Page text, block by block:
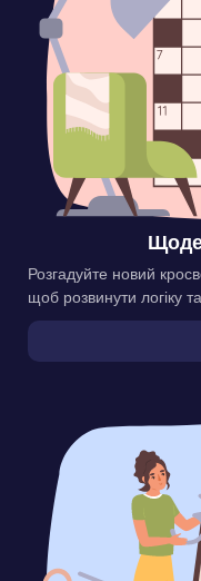
Розгадуйте новий
щоб розвинути логіку